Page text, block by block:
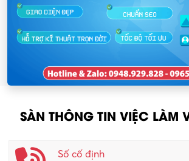
SÀN THÔNG TIN VIỆC LÀM
Số cố định